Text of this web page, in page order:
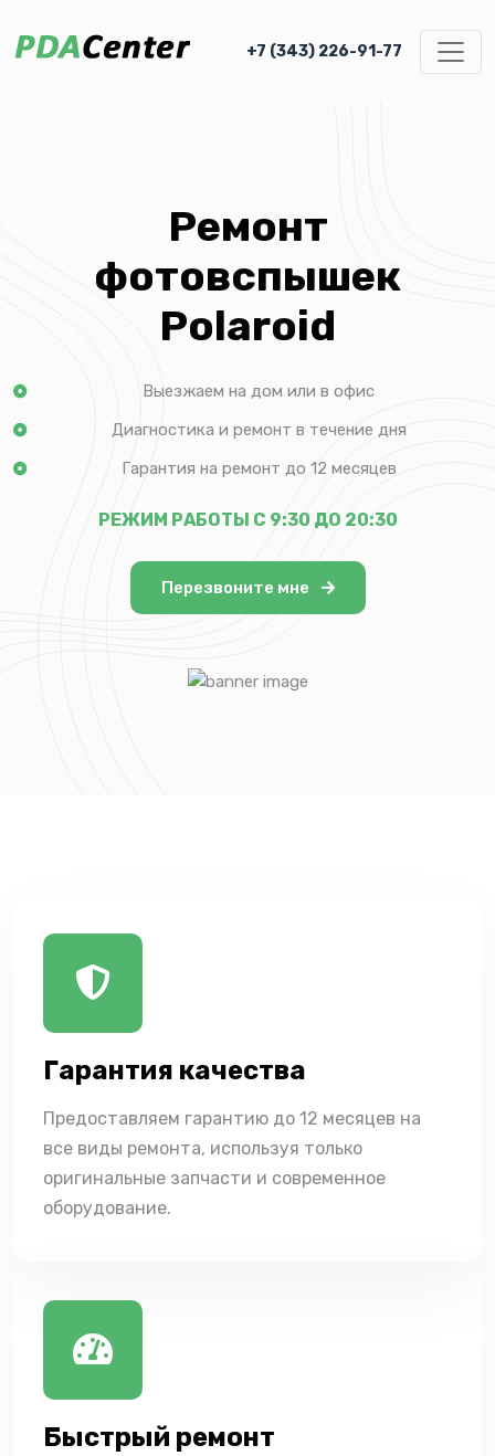
+7 (343) 226-91-77
Ремонт
фотовспышек
Polaroid
Выезжаем на дом или в офис
Диагностика и ремонт в течение дня
Гарантия на ремонт до 12 месяцев
РЕЖИМ РАБОТЫ С 9:30 ДО 20:30
Перезвоните мне
Гарантия качества
Предоставляем гарантию до 12 месяцев на
все виды ремонта, используя только
оригинальные запчасти и современное
оборудование.
Быстрый ремонт